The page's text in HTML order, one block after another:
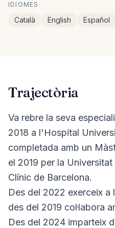
IDIOMES
Català English Español
Trajectòria
Va rebre la seva
2018 a l'Hospital
completada amb un
el 2019 per la
Clínic de Barcelona.
Des del 2022 exerceix
des del 2019 col·labora
Des del 2024 imparteix